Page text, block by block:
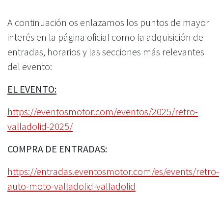
A continuación os enlazamos los puntos de mayor
interés en la página oficial como la adquisición de
entradas, horarios y las secciones más relevantes
del evento:
EL EVENTO:
https://eventosmotor.com/eventos/2025/retro-
valladolid-2025/
COMPRA DE ENTRADAS:
https://entradas.eventosmotor.com/es/events/retro-
auto-moto-valladolid-valladolid